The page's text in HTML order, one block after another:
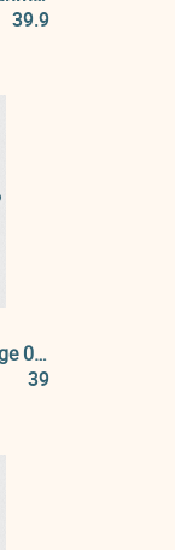
39.9
Madeleine, die Widerstaendige 04: Der Engel des Todes
39